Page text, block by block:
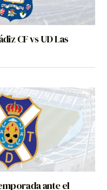
CF vs UD Las
ante el